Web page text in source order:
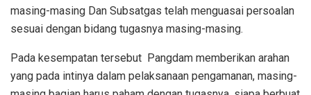
masing-masing Dan Subsatgas telah menguasai persoalan
sesuai dengan bidang tugasnya masing-masing.
Pada kesempatan tersebut Pangdam memberikan arahan
yang pada intinya dalam pelaksanaan pengamanan, masing-